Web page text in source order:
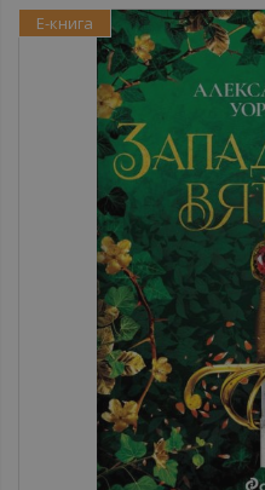
Е-книга